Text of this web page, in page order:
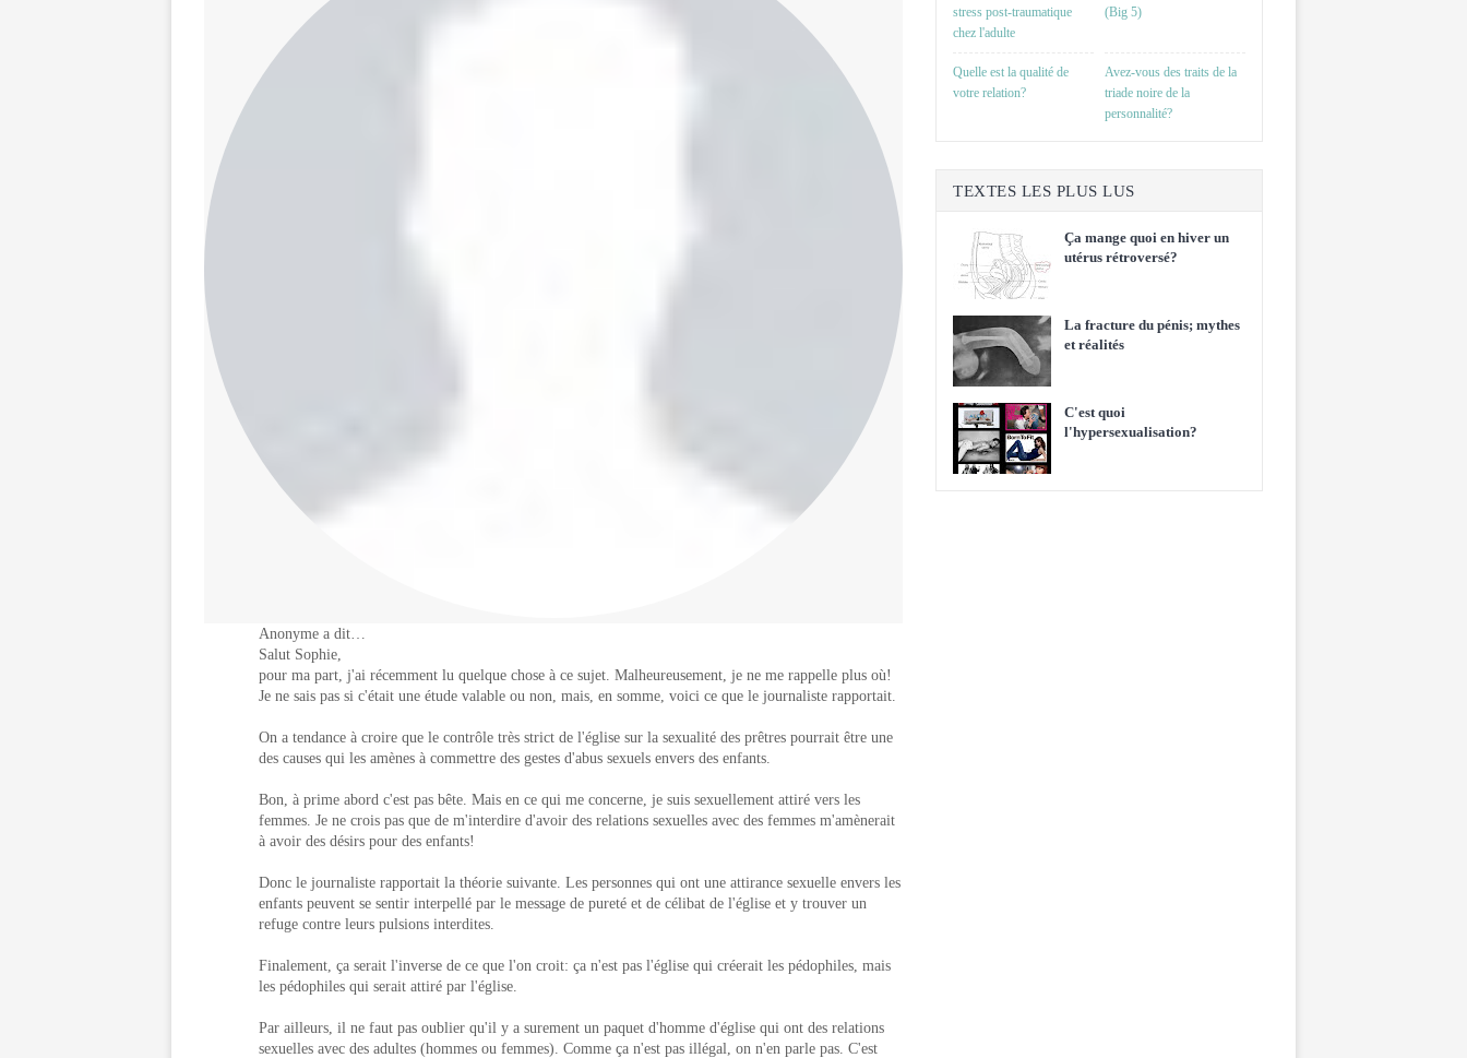
Anonyme a dit…
Salut Sophie,
pour ma part, j'ai récemment lu quelque chose à ce sujet. Malheureusement, je ne me rappelle plus où!
Je ne sais pas si c'était une étude valable ou non, mais, en somme, voici ce que le journaliste rapportait.
On a tendance à croire que le contrôle très strict de l'église sur la sexualité des prêtres pourrait être une
des causes qui les amènes à commettre des gestes d'abus sexuels envers des enfants.
Bon, à prime abord c'est pas bête. Mais en ce qui me concerne, je suis sexuellement attiré vers les
femmes. Je ne crois pas que de m'interdire d'avoir des relations sexuelles avec des femmes m'amènerait
à avoir des désirs pour des enfants!
Donc le journaliste rapportait la théorie suivante. Les personnes qui ont une attirance sexuelle envers les
enfants peuvent se sentir interpellé par le message de pureté et de célibat de l'église et y trouver un
refuge contre leurs pulsions interdites.
Finalement, ça serait l'inverse de ce que l'on croit: ça n'est pas l'église qui créerait les pédophiles, mais
les pédophiles qui serait attiré par l'église.
Par ailleurs, il ne faut pas oublier qu'il y a surement un paquet d'homme d'église qui ont des relations
sexuelles avec des adultes (hommes ou femmes). Comme ça n'est pas illégal, on n'en parle pas. C'est
stress post-traumatique
chez l'adulte
(Big 5)
Quelle est la qualité de
votre relation?
Avez-vous des traits de la
triade noire de la
personnalité?
TEXTES LES PLUS LUS
Ça mange quoi en hiver un
utérus rétroversé?
La fracture du pénis; mythes
et réalités
C'est quoi
l'hypersexualisation?